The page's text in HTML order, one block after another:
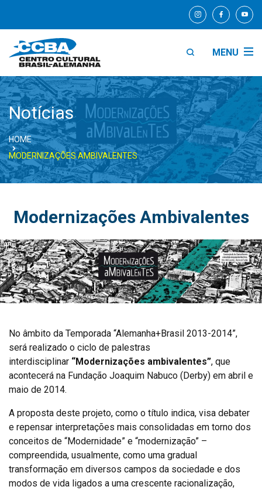
MENU
Notícias
HOME
MODERNIZAÇÕES AMBIVALENTES
Modernizações Ambivalentes
No âmbito da Temporada “Alemanha+Brasil 2013-2014”,
será realizado o ciclo de palestras
interdisciplinar “Modernizações ambivalentes”, que
acontecerá na Fundação Joaquim Nabuco (Derby) em abril e
maio de 2014.
A proposta deste projeto, como o título indica, visa debater
e repensar interpretações mais consolidadas em torno dos
conceitos de “Modernidade” e “modernização” –
compreendida, usualmente, como uma gradual
transformação em diversos campos da sociedade e dos
modos de vida ligados a uma crescente racionalização,